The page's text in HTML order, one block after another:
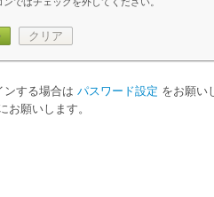
クリア
ンする場合は パスワード設定 をお願い
お願いします。